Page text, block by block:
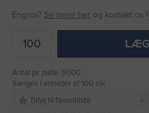
Engros? Se mere her og kontakt os
Antal pr. palle: 5000
Sælges i enheder af 100 stk
Tilføj til favoritliste